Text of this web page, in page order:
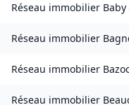
Réseau immobilier Baby
Réseau immobilier
Réseau immobilier
Réseau immobilier